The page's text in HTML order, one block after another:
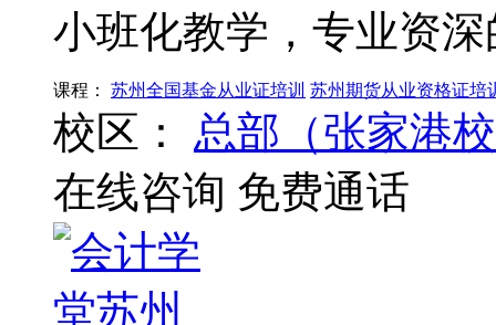
小班化教学，专业资
课程： 苏州全国基金从业证培训 苏州期货从业资格证培
校区：
总部（张家港
在线咨询 免费通话